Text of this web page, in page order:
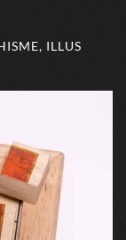
, ILLUS